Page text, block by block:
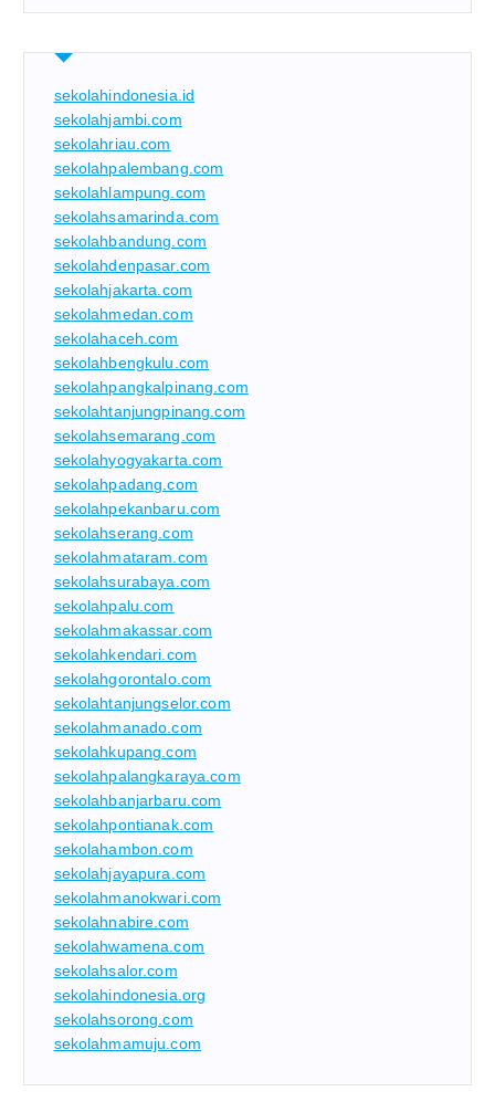
sekolahindonesia.id
sekolahjambi.com
sekolahriau.com
sekolahpalembang.com
sekolahlampung.com
sekolahsamarinda.com
sekolahbandung.com
sekolahdenpasar.com
sekolahjakarta.com
sekolahmedan.com
sekolahaceh.com
sekolahbengkulu.com
sekolahpangkalpinang.com
sekolahtanjungpinang.com
sekolahsemarang.com
sekolahyogyakarta.com
sekolahpadang.com
sekolahpekanbaru.com
sekolahserang.com
sekolahmataram.com
sekolahsurabaya.com
sekolahpalu.com
sekolahmakassar.com
sekolahkendari.com
sekolahgorontalo.com
sekolahtanjungselor.com
sekolahmanado.com
sekolahkupang.com
sekolahpalangkaraya.com
sekolahbanjarbaru.com
sekolahpontianak.com
sekolahambon.com
sekolahjayapura.com
sekolahmanokwari.com
sekolahnabire.com
sekolahwamena.com
sekolahsalor.com
sekolahindonesia.org
sekolahsorong.com
sekolahmamuju.com